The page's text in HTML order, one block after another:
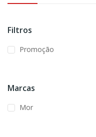
Filtros
Promoção
Marcas
Mor